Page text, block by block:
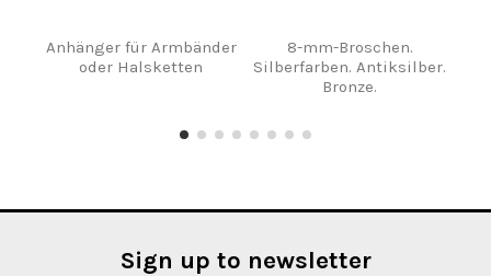
Anhänger für Armbänder
oder Halsketten
8-mm-Broschen.
Silberfarben. Antiksilber.
Bronze.
Sign up to newsletter